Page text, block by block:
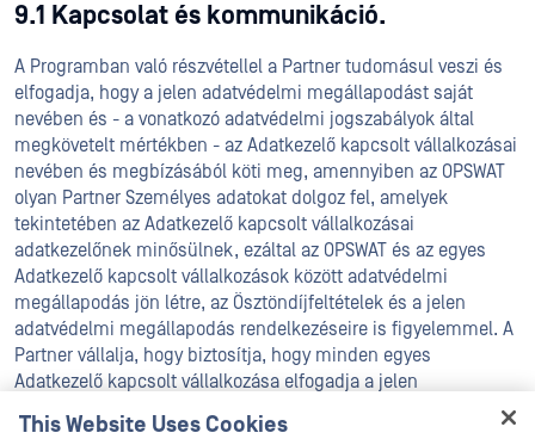
9.1 Kapcsolat és kommunikáció.
A Programban való részvétellel a Partner tudomásul veszi és
elfogadja, hogy a jelen adatvédelmi megállapodást saját
nevében és - a vonatkozó adatvédelmi jogszabályok által
megkövetelt mértékben - az Adatkezelő kapcsolt vállalkozásai
nevében és megbízásából köti meg, amennyiben az OPSWAT
olyan Partner Személyes adatokat dolgoz fel, amelyek
tekintetében az Adatkezelő kapcsolt vállalkozásai
adatkezelőnek minősülnek, ezáltal az OPSWAT és az egyes
Adatkezelő kapcsolt vállalkozások között adatvédelmi
megállapodás jön létre, az Ösztöndíjfeltételek és a jelen
adatvédelmi megállapodás rendelkezéseire is figyelemmel. A
Partner vállalja, hogy biztosítja, hogy minden egyes
Adatkezelő kapcsolt vállalkozása elfogadja a jelen
Adatkezelő kapcsolt vállalkozás azonban nem és nem válik az
This Website Uses Cookies